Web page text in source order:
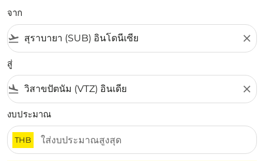
จาก
flight_takeoff close
สู่
flight_land close
งบประมาณ
THB